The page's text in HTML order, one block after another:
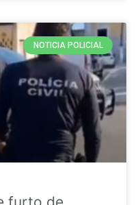
NOTICIA POLICIAL